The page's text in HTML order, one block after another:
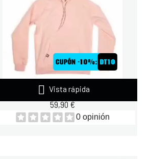
 Vista rápida
SUDADERA SPOOKY NUTRITION PINK
59,90 €
0 opinión